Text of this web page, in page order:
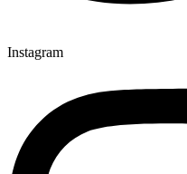
Instagram